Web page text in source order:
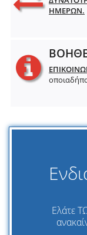
ΗΜΕΡΩΝ.
Ελάτε